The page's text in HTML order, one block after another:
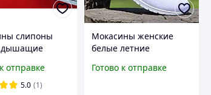
слипоны
унисекс
отправке
5.0 (1)
Мокасины женские
белые летние
слипоны Мокасини
Готово к отправке